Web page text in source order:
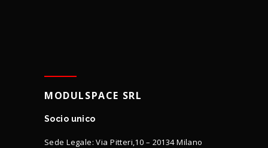
MODULSPACE SRL
Socio unico
Sede Legale: Via Pitteri,10 – 20134 Milano